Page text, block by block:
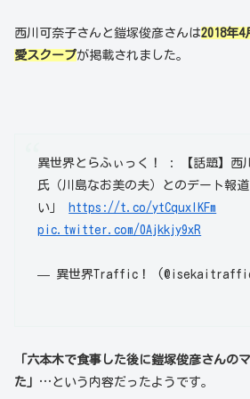
西川可奈子さんと鎧塚俊彦さんは2018年4
愛スクープが掲載されました。
異世界とらふぃっく！ : 【話題】西
氏（川島なお美の夫）とのデート報
い」 https://t.co/ytCquxIKFm
pic.twitter.com/0Ajkkjy9xR
— 異世界Traffic！
「六本木で食事した後に鎧塚俊彦さんの
た」 …という内容だったようです。